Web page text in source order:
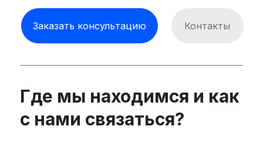
Заказать консультацию Контакты
Где мы находимся и как
с нами связаться?